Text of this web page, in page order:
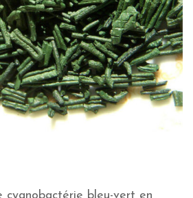
cyanobactérie bleu-vert en